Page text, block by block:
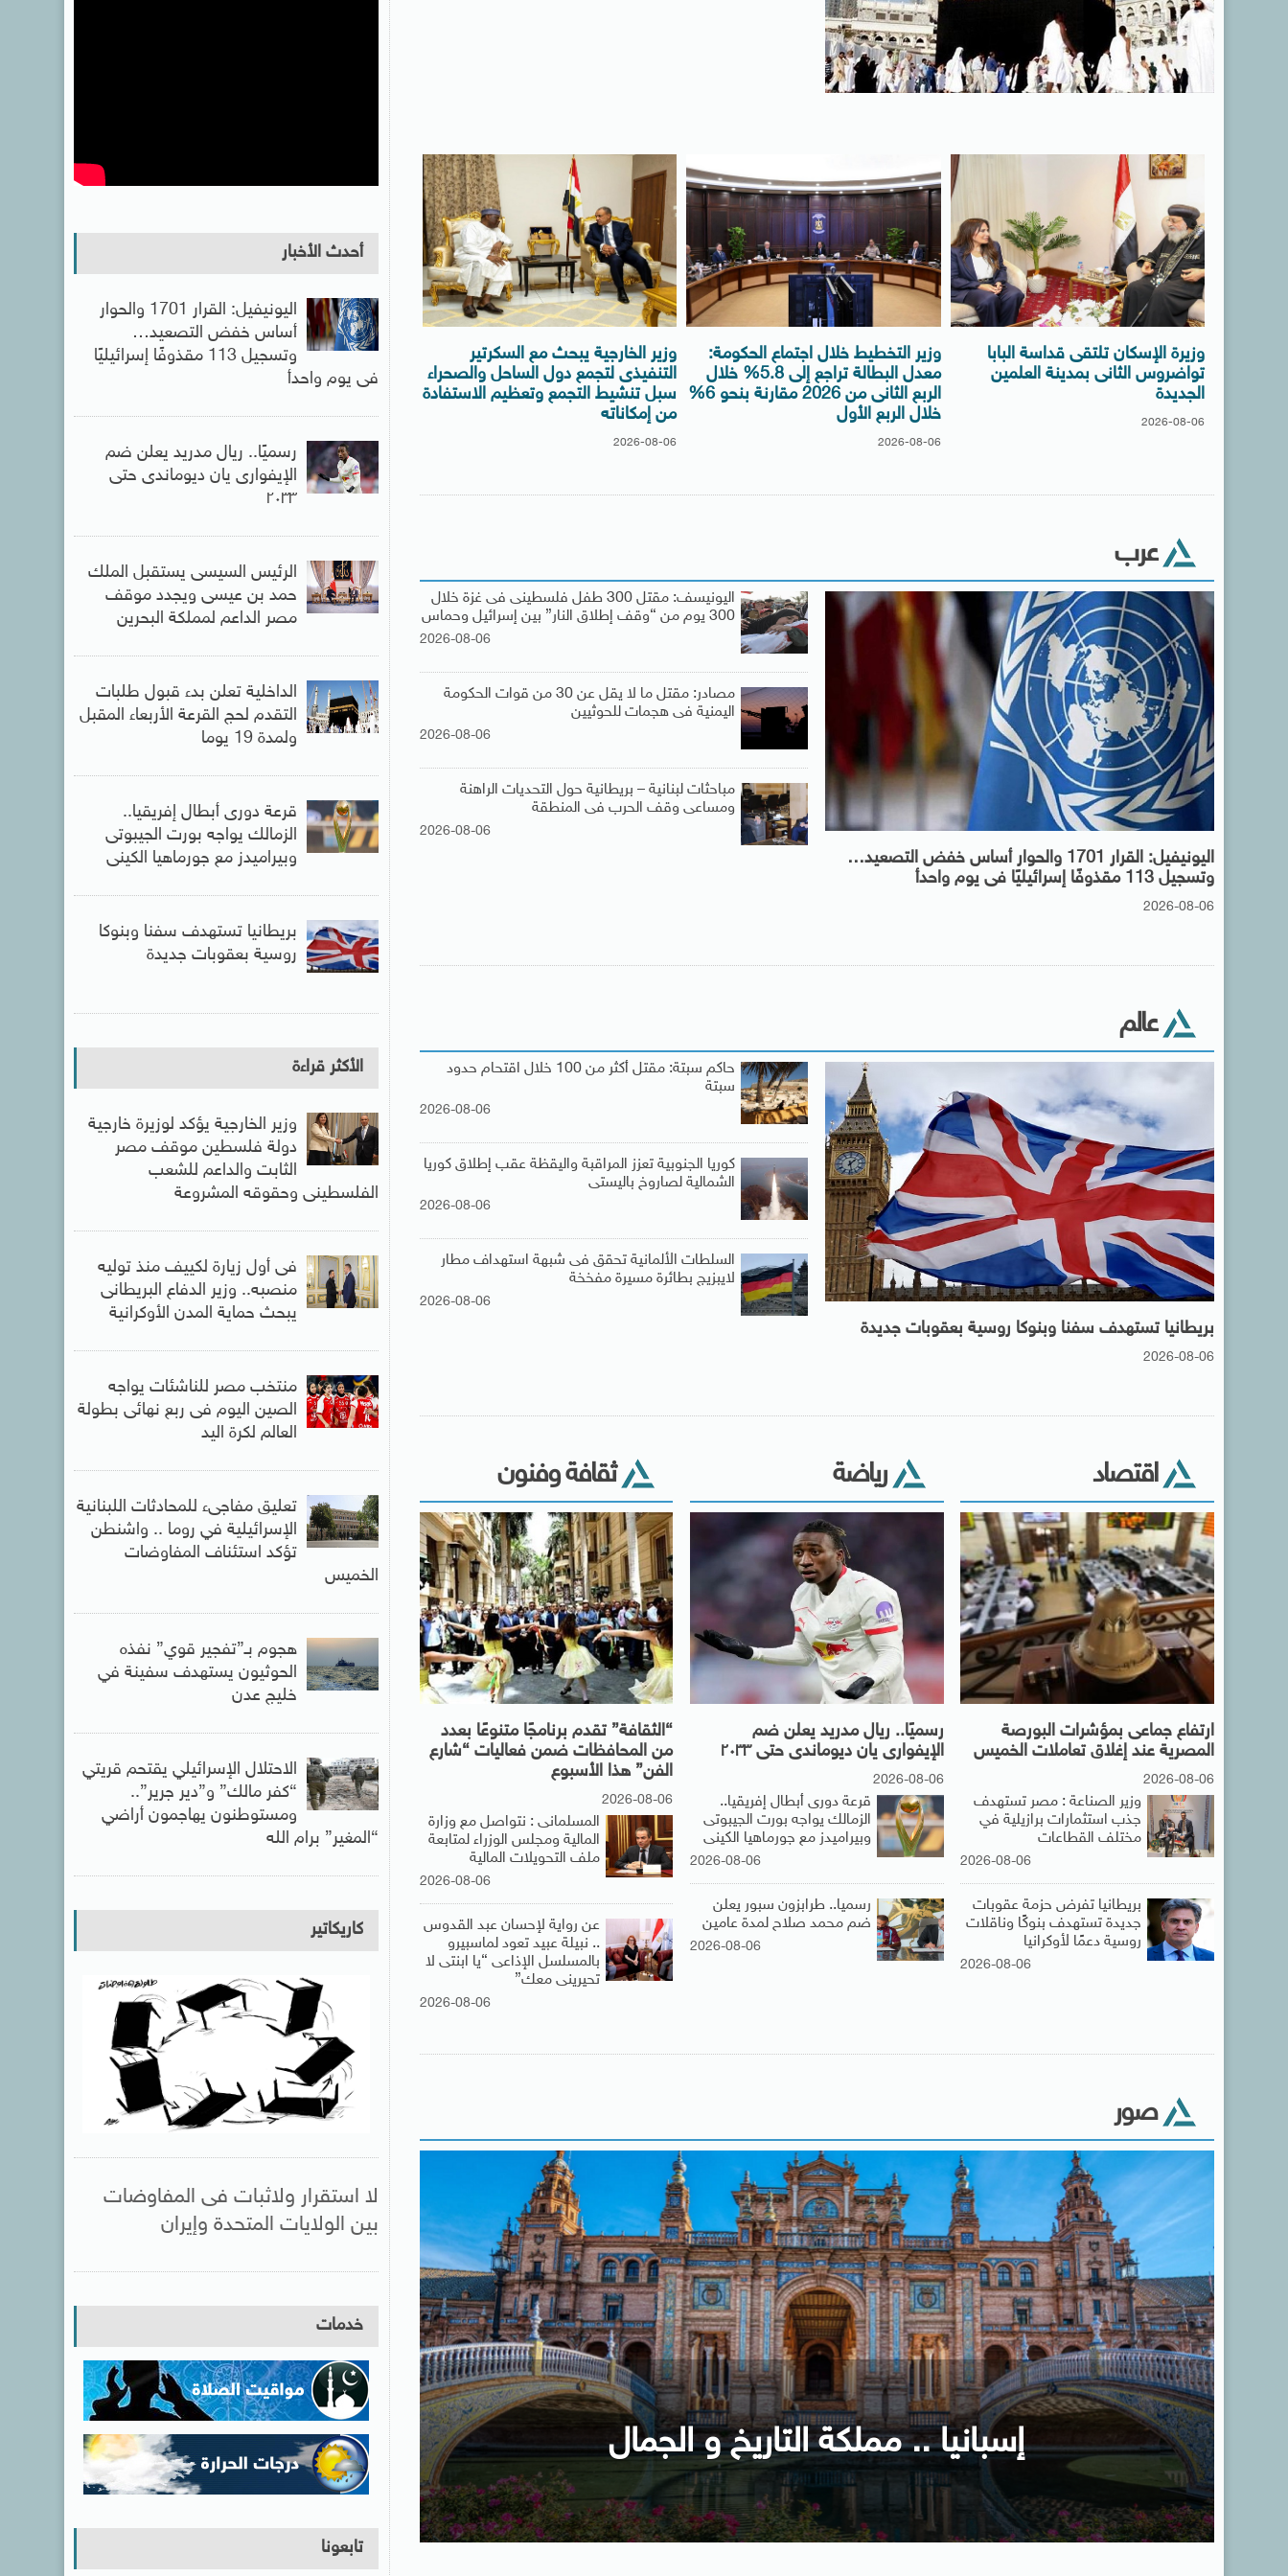
وزيرة الإسكان تلتقى قداسة البابا
تواضروس الثانى بمدينة العلمين
الجديدة
2026-08-06
وزير التخطيط خلال اجتماع الحكومة:
معدل البطالة تراجع إلى 5.8% خلال
الربع الثانى من 2026 مقارنة بنحو 6%
خلال الربع الأول
2026-08-06
وزير الخارجية يبحث مع السكرتير
التنفيذى لتجمع دول الساحل والصحراء
سبل تنشيط التجمع وتعظيم الاستفادة
من إمكاناته
2026-08-06
عرب
اليونيسف: مقتل 300 طفل فلسطينى فى غزة خلال
300 يوم من “وقف إطلاق النار” بين إسرائيل وحماس
2026-08-06
مصادر: مقتل ما لا يقل عن 30 من قوات الحكومة
اليمنية فى هجمات للحوثيين
2026-08-06
مباحثات لبنانية – بريطانية حول التحديات الراهنة
ومساعى وقف الحرب فى المنطقة
2026-08-06
اليونيفيل: القرار 1701 والحوار أساس خفض التصعيد…
وتسجيل 113 مقذوفًا إسرائيليًا فى يوم واحدأ
2026-08-06
عالم
حاكم سبتة: مقتل أكثر من 100 خلال اقتحام حدود
سبتة
2026-08-06
كوريا الجنوبية تعزز المراقبة واليقظة عقب إطلاق كوريا
الشمالية لصاروخ باليستى
2026-08-06
السلطات الألمانية تحقق فى شبهة استهداف مطار
لايبزيج بطائرة مسيرة مفخخة
2026-08-06
بريطانيا تستهدف سفنا وبنوكا روسية بعقوبات جديدة
2026-08-06
ثقافة وفنون
“الثقافة” تقدم برنامجًا متنوعًا بعدد
من المحافظات ضمن فعاليات “شارع
الفن” هذا الأسبوع
2026-08-06
المسلمانى : نتواصل مع وزارة
المالية ومجلس الوزراء لمتابعة
ملف التحويلات المالية
2026-08-06
عن رواية لإحسان عبد القدوس
.. نبيلة عبيد تعود لماسبيرو
بالمسلسل الإذاعى “يا ابنتى لا
تحيرينى معك”
2026-08-06
رياضة
رسميًا.. ريال مدريد يعلن ضم
الإيفوارى يان ديوماندى حتى ٢٠٣٣
2026-08-06
قرعة دورى أبطال إفريقيا..
الزمالك يواجه بورت الجيبوتى
وبيراميدز مع جورماهيا الكينى
2026-08-06
رسميا.. طرابزون سبور يعلن
ضم محمد صلاح لمدة عامين
2026-08-06
اقتصاد
ارتفاع جماعى بمؤشرات البورصة
المصرية عند إغلاق تعاملات الخميس
2026-08-06
وزير الصناعة : مصر تستهدف
جذب استثمارات برازيلية في
مختلف القطاعات
2026-08-06
بريطانيا تفرض حزمة عقوبات
جديدة تستهدف بنوكًا وناقلات
روسية دعمًا لأوكرانيا
2026-08-06
صور
إسبانيا .. مملكة التاريخ و الجمال
أحدث الأخبار
اليونيفيل: القرار 1701 والحوار
أساس خفض التصعيد…
وتسجيل 113 مقذوفًا إسرائيليًا
فى يوم واحدأ
رسميًا.. ريال مدريد يعلن ضم
الإيفوارى يان ديوماندى حتى
٢٠٣٣
الرئيس السيسى يستقبل الملك
حمد بن عيسى ويجدد موقف
مصر الداعم لمملكة البحرين
الداخلية تعلن بدء قبول طلبات
التقدم لحج القرعة الأربعاء المقبل
ولمدة 19 يوما
قرعة دورى أبطال إفريقيا..
الزمالك يواجه بورت الجيبوتى
وبيراميدز مع جورماهيا الكينى
بريطانيا تستهدف سفنا وبنوكا
روسية بعقوبات جديدة
الأكثر قراءة
وزير الخارجية يؤكد لوزيرة خارجية
دولة فلسطين موقف مصر
الثابت والداعم للشعب
الفلسطينى وحقوقه المشروعة
فى أول زيارة لكييف منذ توليه
منصبه.. وزير الدفاع البريطانى
يبحث حماية المدن الأوكرانية
منتخب مصر للناشئات يواجه
الصين اليوم فى ربع نهائى بطولة
العالم لكرة اليد
تعليق مفاجىء للمحادثات اللبنانية
الإسرائيلية في روما .. واشنطن
تؤكد استئناف المفاوضات
الخميس
هجوم بـ”تفجير قوي” نفذه
الحوثيون يستهدف سفينة في
خليج عدن
الاحتلال الإسرائيلي يقتحم قريتي
“كفر مالك” و”دير جرير”..
ومستوطنون يهاجمون أراضي
“المغير” برام الله
كاريكاتير
لا استقرار ولاثبات فى المفاوضات
بين الولايات المتحدة وإيران
خدمات
تابعونا